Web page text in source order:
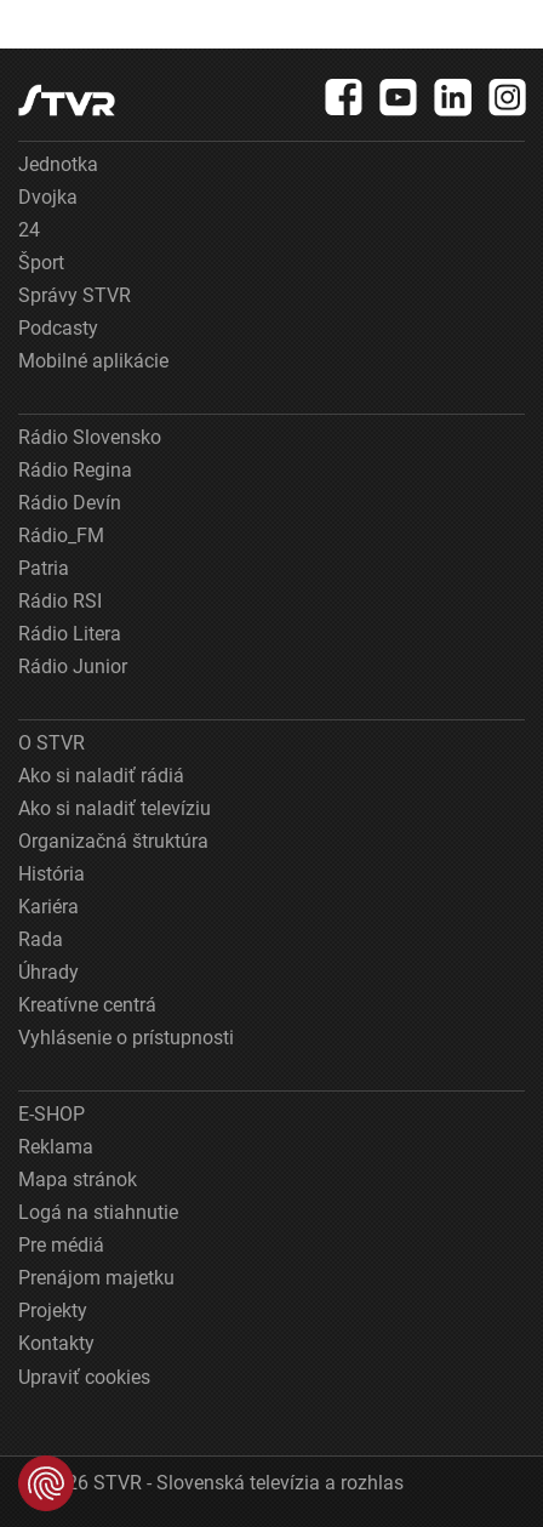
Jednotka
Dvojka
24
Šport
Správy STVR
Podcasty
Mobilné aplikácie
Rádio Slovensko
Rádio Regina
Rádio Devín
Rádio_FM
Patria
Rádio RSI
Rádio Litera
Rádio Junior
O STVR
Ako si naladiť rádiá
Ako si naladiť televíziu
Organizačná štruktúra
História
Kariéra
Rada
Úhrady
Kreatívne centrá
Vyhlásenie o prístupnosti
E-SHOP
Reklama
Mapa stránok
Logá na stiahnutie
Pre médiá
Prenájom majetku
Projekty
Kontakty
Upraviť cookies
© 2026 STVR - Slovenská televízia a rozhlas